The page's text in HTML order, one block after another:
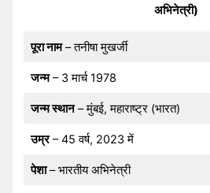
अभिनेत्री)
पूरा नाम– तनीषा मुखर्जी
जन्म– 3 मार्च 1978
जन्म स्थान– मुंबई, महाराष्ट्र (भारत)
उम्र– 45 वर्ष, 2023 में
पेशा– भारतीय अभिनेत्री